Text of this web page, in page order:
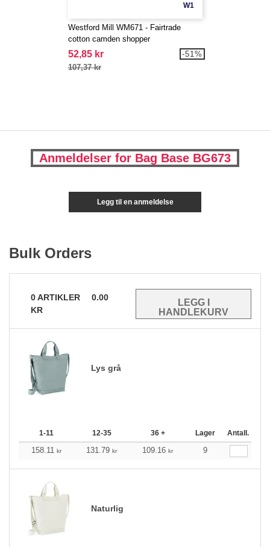
W1
Westford Mill WM671 - Fairtrade
cotton camden shopper
52,85 kr
107,37 kr
-51%
Anmeldelser for Bag Base BG673
Legg til en anmeldelse
Bulk Orders
0ARTIKLER
0.00
KR
Lys grå
1-11 12-35 36 + Lager Antall.
158.11 kr 131.79 kr 109.16 kr 9
Naturlig